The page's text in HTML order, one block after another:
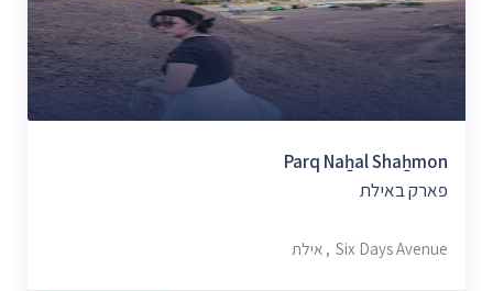
Parq Naẖal Shaẖmon
פארק באילת
Six Days Avenue, אילת